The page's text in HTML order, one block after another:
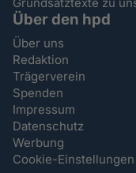
Über den hpd
Über uns
Redaktion
Trägerverein
Spenden
Impressum
Datenschutz
Werbung
Cookie-Einstellungen